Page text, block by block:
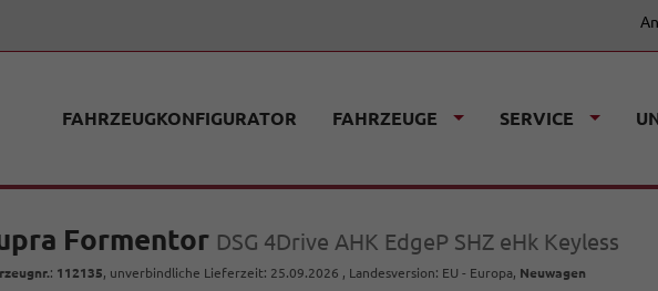
FAHRZEUGKONFIGURATOR FAHRZEUGE SERVICE
Formentor DSG 4Drive AHK EdgeP SHZ eHk Keyless
: 112135, unverbindliche Lieferzeit: 25.09.2026 , Landesversion: EU - Europa, Neuwagen